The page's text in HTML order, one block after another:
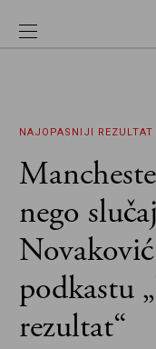
NAJOPASNIJI REZULTAT
nego
podkastu
rezultat“